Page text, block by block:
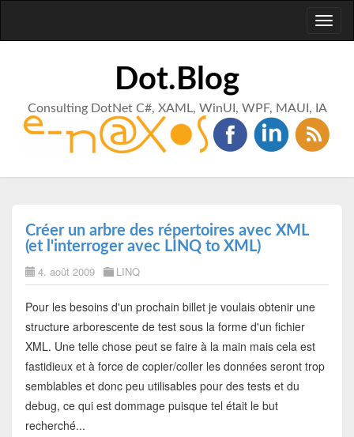
Dot.Blog
Consulting DotNet C#, XAML, WinUI, WPF, MAUI, IA
Créer un arbre des répertoires avec XML
(et l'interroger avec LINQ to XML)
4. août 2009 LINQ
Pour les besoins d'un prochain billet je voulais obtenir une
structure arborescente de test sous la forme d'un fichier
XML. Une telle chose peut se faire à la main mais cela est
fastidieux et à force de copier/coller les données seront trop
semblables et donc peu utilisables pour des tests et du
debug, ce qui est dommage puisque tel était le but
recherché...